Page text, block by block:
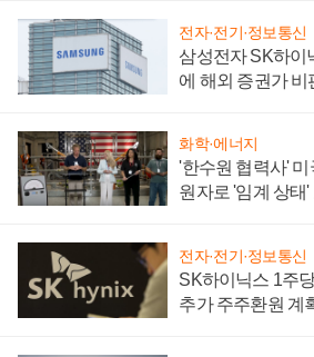
전자·전기·정보통신
삼성전자 SK하이
에 해외 증권가 비
화학·에너지
'한수원 협력사'
원자로 '임계 상태
전자·전기·정보통신
SK하이닉스 1주
추가 주주환원 계